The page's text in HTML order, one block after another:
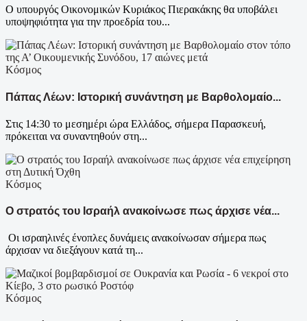
Ο υπουργός Οικονομικών Κυριάκος Πιερακάκης θα υποβάλει
υποψηφιότητα για την προεδρία του...
Κόσμος
Πάπας Λέων: Ιστορική συνάντηση με Βαρθολομαίο...
Στις 14:30 το μεσημέρι ώρα Ελλάδος, σήμερα Παρασκευή,
πρόκειται να συναντηθούν στη...
Κόσμος
Ο στρατός του Ισραήλ ανακοίνωσε πως άρχισε νέα...
Οι ισραηλινές ένοπλες δυνάμεις ανακοίνωσαν σήμερα πως
άρχισαν να διεξάγουν κατά τη...
Κόσμος